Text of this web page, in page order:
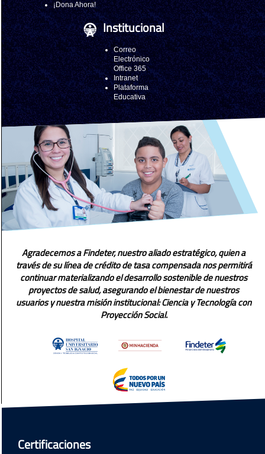
¡Dona Ahora!
Institucional
Correo
Electrónico
Office 365
Intranet
Plataforma
Educativa
Agradecemos a Findeter, nuestro aliado estratégico, quien a
través de su línea de crédito de tasa compensada nos permitirá
continuar materializando el desarrollo sostenible de nuestros
proyectos de salud, asegurando el bienestar de nuestros
usuarios y nuestra misión institucional: Ciencia y Tecnología con
Proyección Social.
Certificaciones